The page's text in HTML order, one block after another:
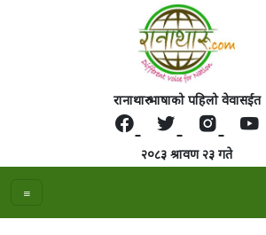
रानाथारु भाषाको पहिलो वेवासईत
२०८३ श्रावण २३ गते